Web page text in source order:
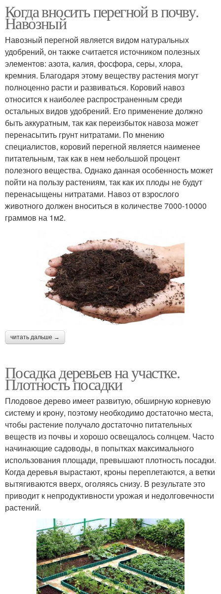
Когда вносить перегной в почву.
Навозный
Навозный перегной является видом натуральных
удобрений, он также считается источником полезных
элементов: азота, калия, фосфора, серы, хлора,
кремния. Благодаря этому веществу растения могут
полноценно расти и развиваться. Коровий навоз
относится к наиболее распространенным среди
остальных видов удобрений. Его применение должно
быть аккуратным, так как переизбыток навоза может
перенасытить грунт нитратами. По мнению
специалистов, коровий перегной является наименее
питательным, так как в нем небольшой процент
полезного вещества. Однако данная особенность может
пойти на пользу растениям, так как их плоды не будут
перенасыщены нитратами. Навоз от взрослого
животного должен вноситься в количестве 7000-10000
граммов на 1м2.
читать дальше →
Посадка деревьев на участке.
Плотность посадки
Плодовое дерево имеет развитую, обширную корневую
систему и крону, поэтому необходимо достаточно места,
чтобы растение получало достаточно питательных
веществ из почвы и хорошо освещалось солнцем. Часто
начинающие садоводы, в попытках максимального
использования площади, превышают плотность посадки.
Когда деревья вырастают, кроны переплетаются, а ветки
вытягиваются вверх, оголяясь снизу. В результате это
приводит к непродуктивности урожая и недолговечности
растений.